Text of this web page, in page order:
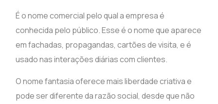
É o nome comercial pelo qual a empresa é
conhecida pelo público. Esse é o nome que aparece
em fachadas, propagandas, cartões de visita, e é
usado nas interações diárias com clientes.
O nome fantasia oferece mais liberdade criativa e
pode ser diferente da razão social, desde que não